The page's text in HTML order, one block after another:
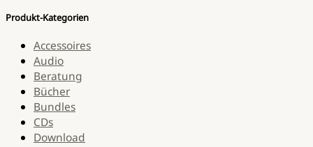
Produkt-Kategorien
Accessoires
Audio
Beratung
Bücher
Bundles
CDs
Download